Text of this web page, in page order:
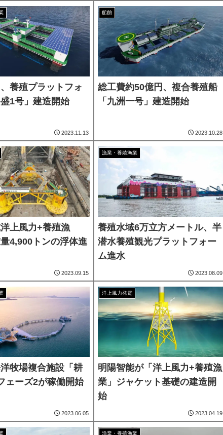
養殖プラットフォ
1号」建造開始
2023.11.13
船舶
総工費約50億円、複合養殖船
「九洲一号」建造開始
2023.10.28
洋上風力+養殖漁
4,900トンの浮体進
2023.09.15
漁業・養殖漁業
養殖水域6万立方メートル、半
潜水養殖観光プラットフォー
ム進水
2023.08.09
牧場複合施設「耕
ェーズ2が稼働開始
2023.06.05
洋上風力発電
明陽智能が「洋上風力+養殖漁
業」ジャケット基礎の建造開
始
2023.04.19
漁業・養殖漁業